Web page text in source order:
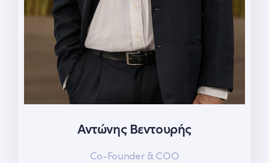
Αντώνης Βεντουρής
Co-Founder & COO